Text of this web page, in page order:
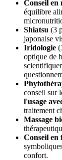
Conseil en
équilibre
Shiatsu (3
japonaise
Iridologie
optique de
conseil sur
l'usage
traitement
Massage
Conseil en
confort.